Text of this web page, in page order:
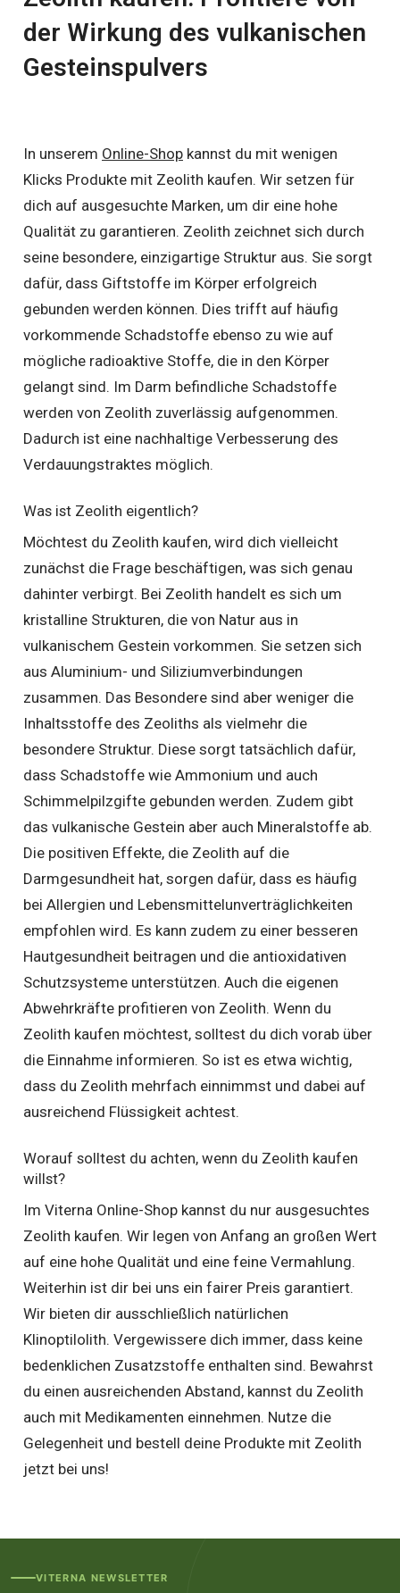
der Wirkung des vulkanischen
Gesteinspulvers
In unserem Online-Shop kannst du mit wenigen
Klicks Produkte mit Zeolith kaufen. Wir setzen für
dich auf ausgesuchte Marken, um dir eine hohe
Qualität zu garantieren. Zeolith zeichnet sich durch
seine besondere, einzigartige Struktur aus. Sie sorgt
dafür, dass Giftstoffe im Körper erfolgreich
gebunden werden können. Dies trifft auf häufig
vorkommende Schadstoffe ebenso zu wie auf
mögliche radioaktive Stoffe, die in den Körper
gelangt sind. Im Darm befindliche Schadstoffe
werden von Zeolith zuverlässig aufgenommen.
Dadurch ist eine nachhaltige Verbesserung des
Verdauungstraktes möglich.
Was ist Zeolith eigentlich?
Möchtest du Zeolith kaufen, wird dich vielleicht
zunächst die Frage beschäftigen, was sich genau
dahinter verbirgt. Bei Zeolith handelt es sich um
kristalline Strukturen, die von Natur aus in
vulkanischem Gestein vorkommen. Sie setzen sich
aus Aluminium- und Siliziumverbindungen
zusammen. Das Besondere sind aber weniger die
Inhaltsstoffe des Zeoliths als vielmehr die
besondere Struktur. Diese sorgt tatsächlich dafür,
dass Schadstoffe wie Ammonium und auch
Schimmelpilzgifte gebunden werden. Zudem gibt
das vulkanische Gestein aber auch Mineralstoffe ab.
Die positiven Effekte, die Zeolith auf die
Darmgesundheit hat, sorgen dafür, dass es häufig
bei Allergien und Lebensmittelunverträglichkeiten
empfohlen wird. Es kann zudem zu einer besseren
Hautgesundheit beitragen und die antioxidativen
Schutzsysteme unterstützen. Auch die eigenen
Abwehrkräfte profitieren von Zeolith. Wenn du
Zeolith kaufen möchtest, solltest du dich vorab über
die Einnahme informieren. So ist es etwa wichtig,
dass du Zeolith mehrfach einnimmst und dabei auf
ausreichend Flüssigkeit achtest.
Worauf solltest du achten, wenn du Zeolith kaufen
willst?
Im Viterna Online-Shop kannst du nur ausgesuchtes
Zeolith kaufen. Wir legen von Anfang an großen Wert
auf eine hohe Qualität und eine feine Vermahlung.
Weiterhin ist dir bei uns ein fairer Preis garantiert.
Wir bieten dir ausschließlich natürlichen
Klinoptilolith. Vergewissere dich immer, dass keine
bedenklichen Zusatzstoffe enthalten sind. Bewahrst
du einen ausreichenden Abstand, kannst du Zeolith
auch mit Medikamenten einnehmen. Nutze die
Gelegenheit und bestell deine Produkte mit Zeolith
jetzt bei uns!
VITERNA NEWSLETTER